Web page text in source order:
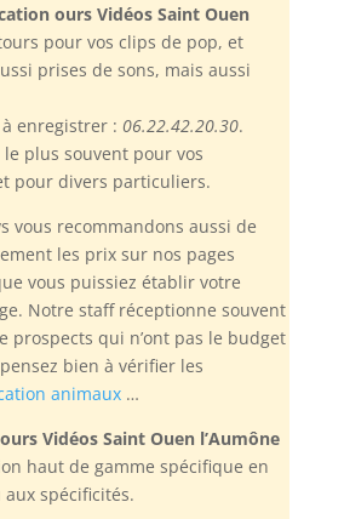
ours Vidéos Saint Ouen
pour vos clips de pop, et
prises de sons, mais aussi
enregistrer : 06.22.42.20.30.
plus souvent pour vos
pour divers particuliers.
vous recommandons aussi de
les prix sur nos pages
vous puissiez établir votre
Notre staff réceptionne souvent
prospects qui n’ont pas le budget
bien à vérifier les
animaux…
Vidéos Saint Ouen l’Aumône
haut de gamme spécifique en
spécificités.